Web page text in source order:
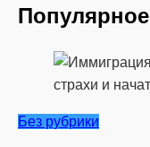
Популярное
Без рубрики